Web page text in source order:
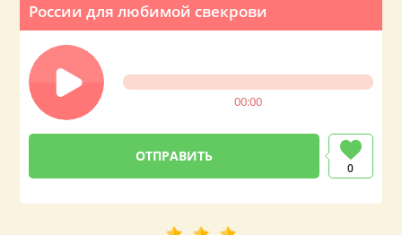
России для любимой свекрови
00:00
0